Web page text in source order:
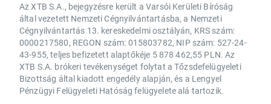
Az XTB S.A., bejegyzésre került a Varsói Kerületi Bíróság
által vezetett Nemzeti Cégnyilvántartásba, a Nemzeti
Cégnyilvántartás 13. kereskedelmi osztályán, KRS szám:
0000217580, REGON szám: 015803782, NIP szám: 527-24-
43-955, teljes befizetett alaptőkéje 5 878 462,55 PLN. Az
XTB S.A. brókeri tevékenységet folytat a Tőzsdefelügyeleti
Bizottság által kiadott engedély alapján, és a Lengyel
Pénzügyi Felügyeleti Hatóság felügyelete alá tartozik.